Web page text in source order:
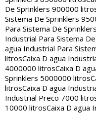
De Sprinklers 900000
Sistema De Sprinklers
Para Sistema De
Industrial Para Sistema
agua Industrial Para
litrosCaixa D agua
4000000 litrosCaixa D
Sprinklers 5000000 litros
litrosCaixa D agua
Industrial Preco 7000
10000 litrosCaixa D agua